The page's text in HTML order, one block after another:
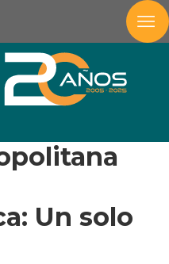
Un solo